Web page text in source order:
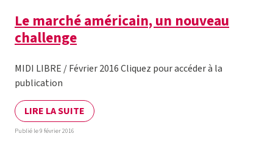
Le marché américain, un nouveau
challenge
MIDI LIBRE / Février 2016 Cliquez pour accéder à la
publication
LIRE LA SUITE
Publié le 9 février 2016